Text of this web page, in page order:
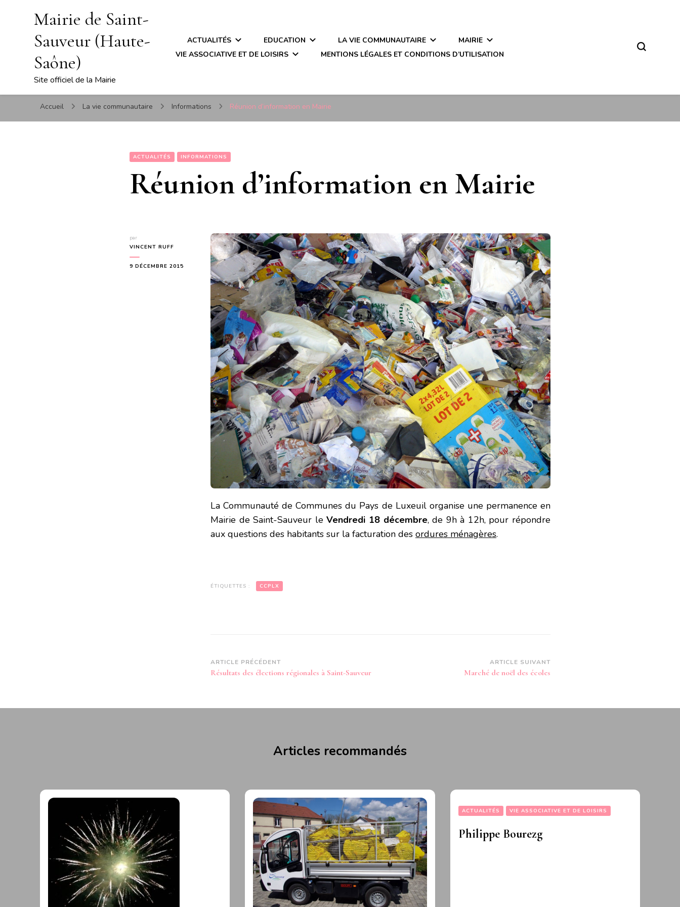
Mairie de Saint-
Sauveur (Haute-
Saône)
Site officiel de la Mairie
ACTUALITÉS EDUCATION LA VIE COMMUNAUTAIRE
MAIRIE
VIE ASSOCIATIVE ET DE LOISIRS
MENTIONS LÉGALES ET CONDITIONS D’UTILISATION
Accueil La vie communautaire Informations Réunion d’information en Mairie
ACTUALITÉS INFORMATIONS
Réunion d’information en Mairie
par
VINCENT RUFF
9 DÉCEMBRE 2015
La Communauté de Communes du Pays de Luxeuil organise une permanence en
Mairie de Saint-Sauveur leVendredi 18 décembre, de 9h à 12h, pour répondre
aux questions des habitants sur la facturation des ordures ménagères.
ÉTIQUETTES : CCPLX
Navigation
d’article
ARTICLE PRÉCÉDENT
Résultats des élections régionales à Saint-Sauveur
ARTICLE SUIVANT
Marché de noël des écoles
Articles recommandés
ACTUALITÉS VIE ASSOCIATIVE ET DE LOISIRS
Philippe Bourezg